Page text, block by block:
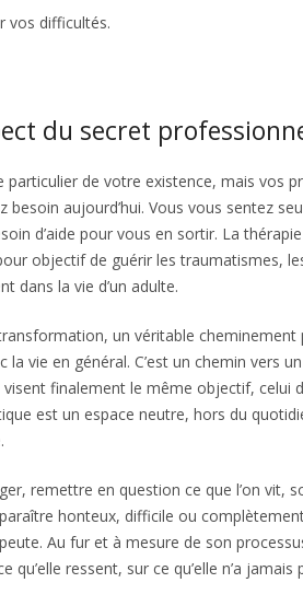
vos difficultés.
du secret
de votre existence, mais vos
besoin aujourd’hui. Vous vous sentez
d’aide pour vous en sortir. La
objectif de guérir les traumatismes,
dans la vie d’un adulte.
un véritable
vie en général. C’est un chemin vers
finalement le même objectif, celui
est un espace neutre, hors du
remettre en question ce que l’on
honteux, difficile ou
Au fur et à mesure de son
qu’elle ressent, sur ce qu’elle n’a